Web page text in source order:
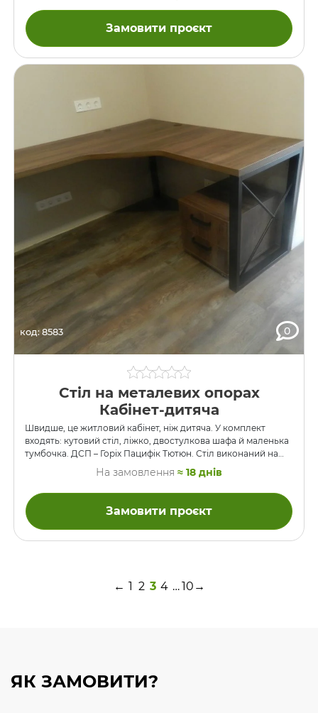
BLUM. На відеоролику видно, де блюмовскі шухляди – на
таких шухлядах напрямні невидимі, вони заховані під
низом, та й ковзають вони зовсім легко, що теж добре
для системного блоку комп’ютера.
Замовити проєкт
код: 8583 0
Стіл на металевих опорах
Кабінет-дитяча
Швидше, це житловий кабінет, ніж дитяча. У комплект
входять: кутовий стіл, ліжко, двостулкова шафа й маленька
тумбочка. ДСП – Горіх Пацифік Тютюн. Стіл виконаний на
зварних металевих опорах, фарбованих порошковою
На замовлення ≈ 18 днів
Замовити проєкт
← 1 2 3 4 …10 →
ЯК ЗАМОВИТИ?